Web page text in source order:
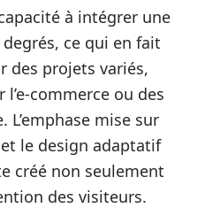
à intégrer une
ce qui en fait
des projets variés,
l’e-commerce ou des
mise sur
le design adaptatif
créé non seulement
des visiteurs.